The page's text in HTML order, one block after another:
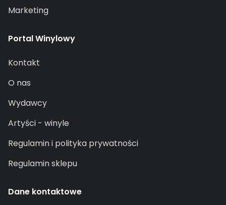
Marketing
Portal Winylowy
Kontakt
O nas
Wydawcy
Artyści - winyle
Regulamin i polityka prywatności
Regulamin sklepu
Dane kontaktowe